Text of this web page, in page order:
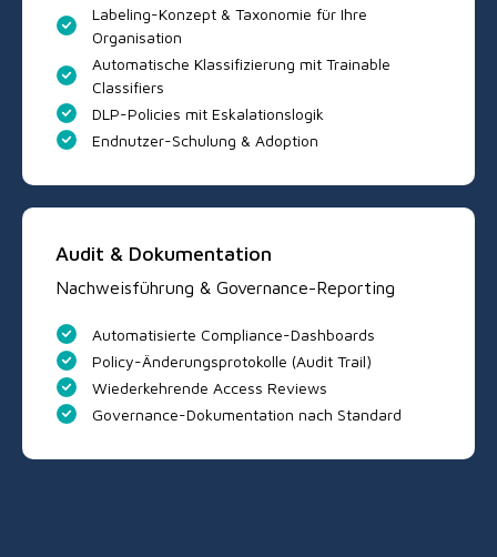
Labeling-Konzept & Taxonomie für Ihre
Organisation
Automatische Klassifizierung mit Trainable
Classifiers
DLP-Policies mit Eskalationslogik
Endnutzer-Schulung & Adoption
Audit & Dokumentation
Nachweisführung & Governance-Reporting
Automatisierte Compliance-Dashboards
Policy-Änderungsprotokolle (Audit Trail)
Wiederkehrende Access Reviews
Governance-Dokumentation nach Standard